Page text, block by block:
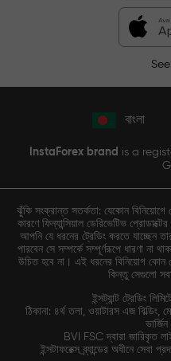
বাংলা
InstaForex brand is a
ঝুঁকি সংক্রান্ত সতর্কতা: যেকোন
কারণে ফিন্যান্সিয়াল ডেরিভেটিভ
আপনি যে ধরনের ট্রেডিং করতে যাচ্ছেন
পারবেন সে সম্পর্কে সম্পূর্ণরূপে ধারণা না
উচিত হবে না। এই ধরনের বিনিয়োগ কোন
কিন্তু সেগুলো
ইন্সট্যান্ট ট্রেডিং
ঠিকানা: ৪র্থ তলা, ওয়াটারস এজ বিল্ডিং,
BVI FSC দ্বারা জারিকৃত
ইন্সটাফরেক্স ব্র্যান্ডের অধীনে সেবা